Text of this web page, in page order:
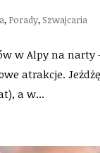
, Porady, Szwajcaria
w Alpy na narty
atrakcje.
a w...